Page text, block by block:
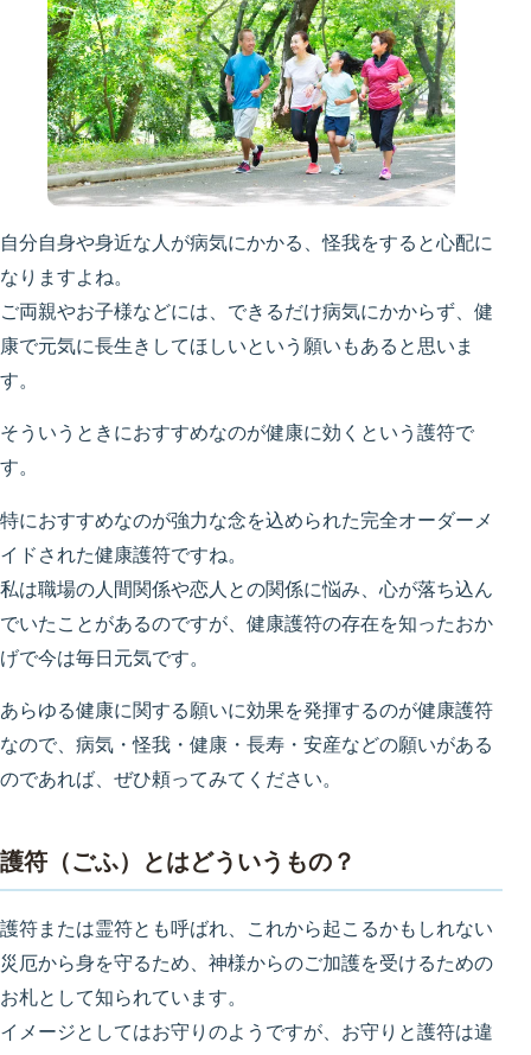
自分自身や身近な人が病気にかかる、怪我をすると心配に
なりますよね。
ご両親やお子様などには、できるだけ病気にかからず、健
康で元気に長生きしてほしいという願いもあると思いま
す。
そういうときにおすすめなのが健康に効くという護符で
す。
特におすすめなのが強力な念を込められた完全オーダーメ
イドされた健康護符ですね。
私は職場の人間関係や恋人との関係に悩み、心が落ち込ん
でいたことがあるのですが、健康護符の存在を知ったおか
げで今は毎日元気です。
あらゆる健康に関する願いに効果を発揮するのが健康護符
なので、病気・怪我・健康・長寿・安産などの願いがある
のであれば、ぜひ頼ってみてください。
護符（ごふ）とはどういうもの？
護符または霊符とも呼ばれ、これから起こるかもしれない
災厄から身を守るため、神様からのご加護を受けるための
お札として知られています。
イメージとしてはお守りのようですが、お守りと護符は違